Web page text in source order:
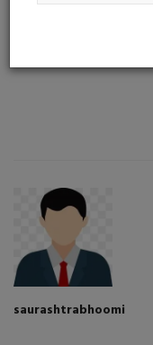
વડાપ્રધાન શ્રી
saurashtrabhoomi